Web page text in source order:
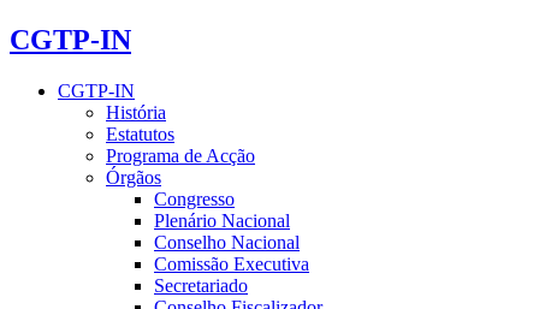
CGTP-IN
CGTP-IN
História
Estatutos
Programa de Acção
Órgãos
Congresso
Plenário Nacional
Conselho Nacional
Comissão Executiva
Secretariado